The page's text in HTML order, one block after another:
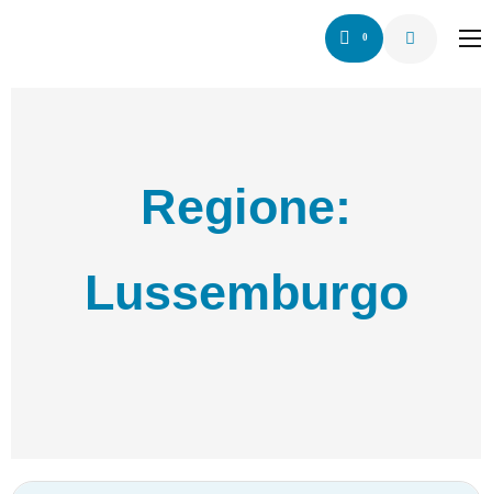
Contattaci
0
Regione:
Lussemburgo